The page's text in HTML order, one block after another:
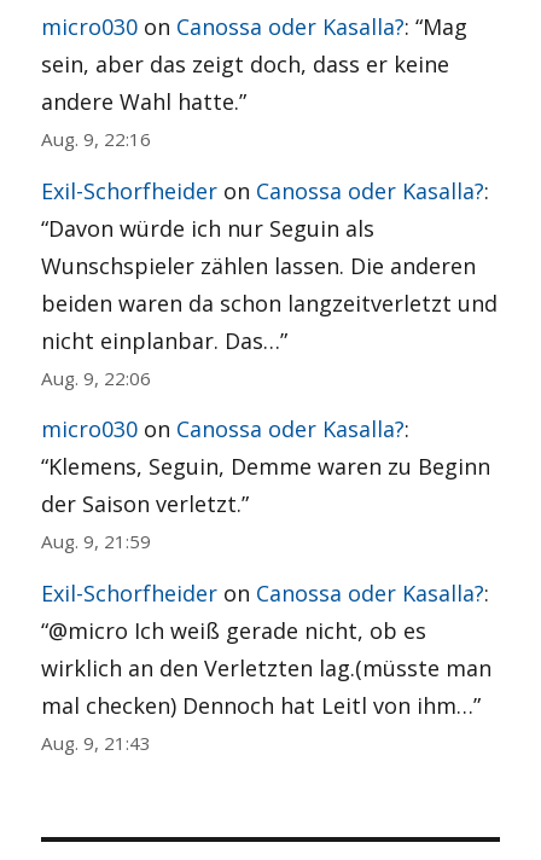
micro030 on Canossa oder Kasalla?: “Mag
sein, aber das zeigt doch, dass er keine
andere Wahl hatte.”
Aug. 9, 22:16
Exil-Schorfheider on Canossa oder Kasalla?:
“Davon würde ich nur Seguin als
Wunschspieler zählen lassen. Die anderen
beiden waren da schon langzeitverletzt und
nicht einplanbar. Das…”
Aug. 9, 22:06
micro030 on Canossa oder Kasalla?:
“Klemens, Seguin, Demme waren zu Beginn
der Saison verletzt.”
Aug. 9, 21:59
Exil-Schorfheider on Canossa oder Kasalla?:
“@micro Ich weiß gerade nicht, ob es
wirklich an den Verletzten lag.(müsste man
mal checken) Dennoch hat Leitl von ihm…”
Aug. 9, 21:43